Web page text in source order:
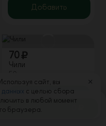
Добавить
70
Чили
Добавить
сайт, вы
с целью сбора
в любой момент
браузера.
✕